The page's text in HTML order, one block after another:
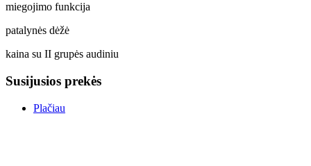
miegojimo funkcija
patalynės dėžė
kaina su II grupės audiniu
Susijusios prekės
Plačiau